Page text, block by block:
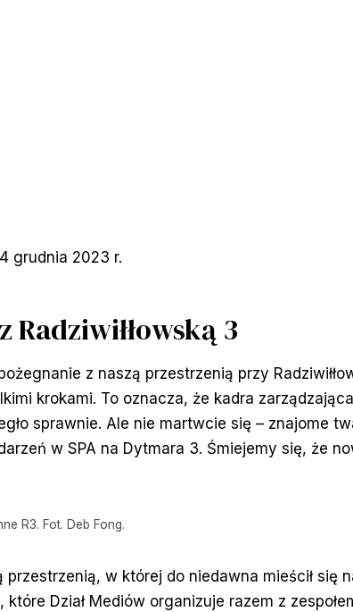
grudnia 2023 r.
Radziwiłłowską 3
z naszą przestrzenią przy
krokami. To oznacza, że kadra zarządzająca
sprawnie. Ale nie martwcie się – znajome
w SPA na Dytmara 3. Śmiejemy się, że
R3. Fot. Deb Fong.
przestrzenią, w której do niedawna mieścił się
Dział Mediów organizuje razem z